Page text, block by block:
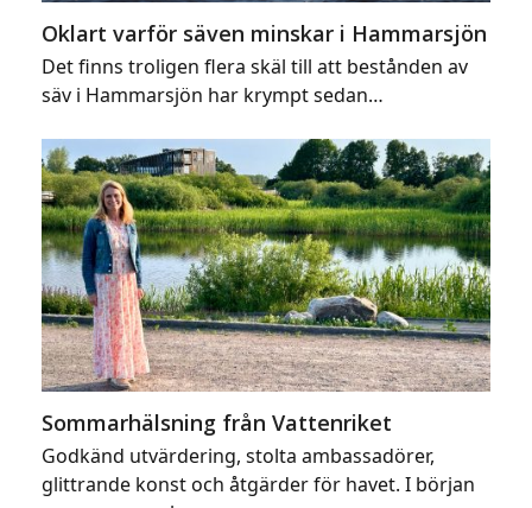
Oklart varför säven minskar i Hammarsjön
Det finns troligen flera skäl till att bestånden av
säv i Hammarsjön har krympt sedan…
Sommarhälsning från Vattenriket
Godkänd utvärdering, stolta ambassadörer,
glittrande konst och åtgärder för havet. I början